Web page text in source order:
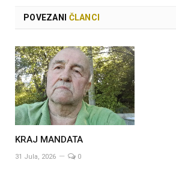
POVEZANI ČLANCI
KRAJ MANDATA
31 Jula, 2026 0